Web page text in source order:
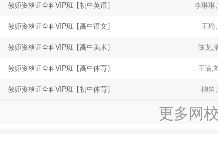
教师资格证全科VIP班【初中英语】 李琳琳
教师资格证全科VIP班【高中语文】 王瑜
教师资格证全科VIP班【高中美术】 陈龙,
教师资格证全科VIP班【高中体育】 王瑜,
教师资格证全科VIP班【初中体育】 柳笛
更多网